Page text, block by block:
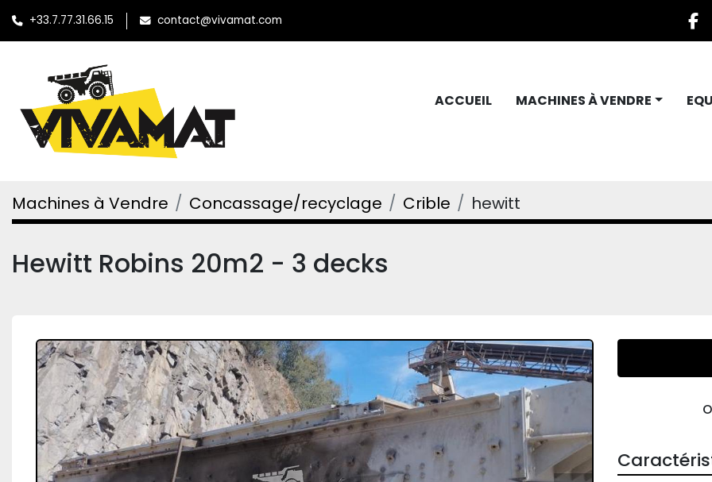
+33.7.77.31.66.15 contact@vivamat.com
ACCUEIL MACHINES À VENDRE
Machines à Vendre Concassage/recyclage Crible hewitt
Hewitt Robins 20m2 - 3 decks